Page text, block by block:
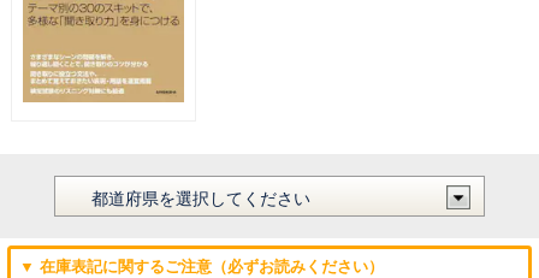
▼ 在庫表記に関するご注意（必ずお読みください）